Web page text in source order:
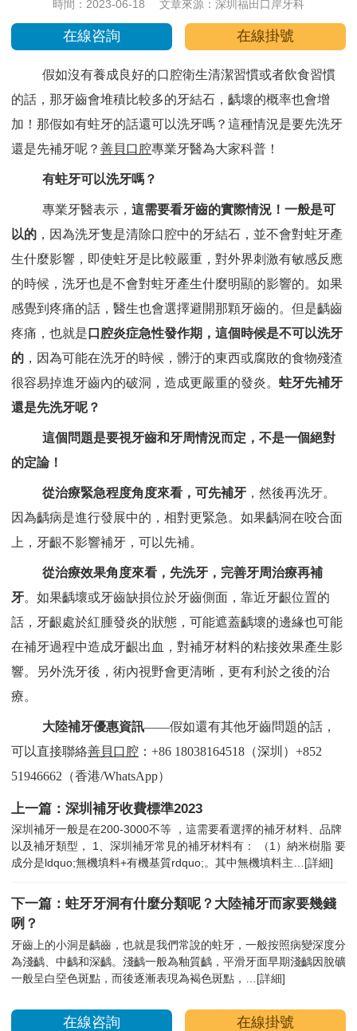
時間：2023-06-18 文章來源： 深圳福田口岸牙科
在線咨詢 在線掛號
假如沒有養成良好的口腔衛生清潔習慣或者飲食習慣
的話，那牙齒會堆積比較多的牙結石，齲壞的概率也會增
加！那假如有蛀牙的話還可以洗牙嗎？這種情況是要先洗牙
還是先補牙呢？ 善貝口腔專業牙醫為大家科普！
有蛀牙可以洗牙嗎？
專業牙醫表示，這需要看牙齒的實際情況！一般是可
以的 ，因為洗牙隻是清除口腔中的牙結石，並不會對蛀牙產
生什麼影響，即使蛀牙是比較嚴重，對外界刺激有敏感反應
的時候，洗牙也是不會對蛀牙產生什麼明顯的影響的。如果
感覺到疼痛的話，醫生也會選擇避開那顆牙齒的。但是齲齒
疼痛，也就是 口腔炎症急性發作期，這個時候是不可以洗牙
的 ，因為可能在洗牙的時候，髒汙的東西或腐敗的食物殘渣
很容易掉進牙齒內的破洞，造成更嚴重的發炎。 蛀牙先補牙
還是先洗牙呢？
這個問題是要視牙齒和牙周情況而定，不是一個絕對
的定論！
從治療緊急程度角度來看，可先補牙 ，然後再洗牙。
因為齲病是進行發展中的，相對更緊急。如果齲洞在咬合面
上，牙齦不影響補牙，可以先補。
從治療效果角度來看，先洗牙，完善牙周治療再補
牙。如果齲壞或牙齒缺損位於牙齒側面，靠近牙齦位置的
話，牙齦處於紅腫發炎的狀態，可能遮蓋齲壞的邊緣也可能
在補牙過程中造成牙齦出血，對補牙材料的粘接效果產生影
響。另外洗牙後，術內視野會更清晰，更有利於之後的治
療。
大陸補牙優惠資訊——假如還有其他牙齒問題的話，
可以直接聯絡善貝口腔 ：+86 18038164518（深圳）+852
51946662（香港/WhatsApp）
上一篇：深圳補牙收費標準2023
深圳補牙一般是在200-3000不等 ，這需要看選擇的補牙材料、品牌
以及補牙類型， 1、深圳補牙常見的補牙材料有： （1）納米樹脂 要
成分是ldquo;無機填料+有機基質rdquo;。其中無機填料主… [詳細]
下一篇：蛀牙牙洞有什麼分類呢？大陸補牙而家要幾錢
咧？
牙齒上的小洞是齲齒，也就是我們常說的蛀牙，一般按照病變深度分
為淺齲、中齲和深齲。淺齲一般為釉質齲，平滑牙面早期淺齲因脫礦
一般呈白堊色斑點，而後逐漸表現為褐色斑點，… [詳細]
在線咨詢 在線掛號